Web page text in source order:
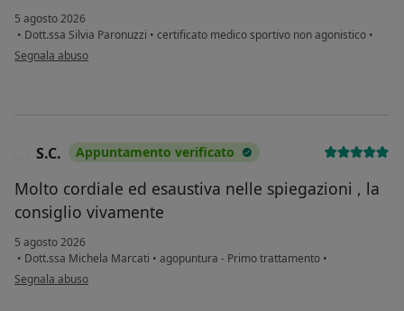
5 agosto 2026
• Dott.ssa Silvia Paronuzzi • certificato medico sportivo non agonistico •
secondo l'opinione dell'utente LB
Segnala abuso
S.C. Appuntamento verificato
Molto cordiale ed esaustiva nelle spiegazioni , la
consiglio vivamente
5 agosto 2026
• Dott.ssa Michela Marcati • agopuntura - Primo trattamento •
secondo l'opinione dell'utente S.C.
Segnala abuso